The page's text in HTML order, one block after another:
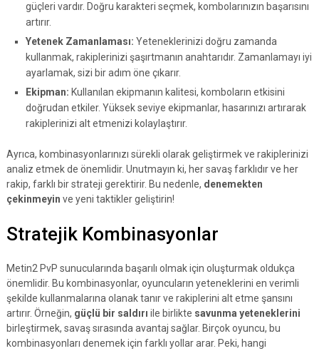
güçleri vardır. Doğru karakteri seçmek, kombolarınızın başarısını
artırır.
Yetenek Zamanlaması: Yeteneklerinizi doğru zamanda
kullanmak, rakiplerinizi şaşırtmanın anahtarıdır. Zamanlamayı iyi
ayarlamak, sizi bir adım öne çıkarır.
Ekipman: Kullanılan ekipmanın kalitesi, komboların etkisini
doğrudan etkiler. Yüksek seviye ekipmanlar, hasarınızı artırarak
rakiplerinizi alt etmenizi kolaylaştırır.
Ayrıca, kombinasyonlarınızı sürekli olarak geliştirmek ve rakiplerinizi
analiz etmek de önemlidir. Unutmayın ki, her savaş farklıdır ve her
rakip, farklı bir strateji gerektirir. Bu nedenle, denemekten
çekinmeyin ve yeni taktikler geliştirin!
Stratejik Kombinasyonlar
Metin2 PvP sunucularında başarılı olmak için oluşturmak oldukça
önemlidir. Bu kombinasyonlar, oyuncuların yeteneklerini en verimli
şekilde kullanmalarına olanak tanır ve rakiplerini alt etme şansını
artırır. Örneğin, güçlü bir saldırı ile birlikte savunma yeteneklerini
birleştirmek, savaş sırasında avantaj sağlar. Birçok oyuncu, bu
kombinasyonları denemek için farklı yollar arar. Peki, hangi